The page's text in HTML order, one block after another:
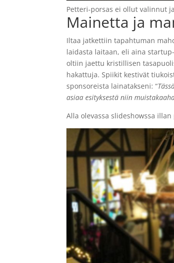
Petteri-porsas ei ollut valinnut
Mainetta ja
Iltaa jatkettiin tapahtuman
laidasta laitaan, eli aina
oltiin jaettu kristillisen
hakattuja. Spiikit kestivät
sponsoreista lainatakseni: “
asiaa esityksestä niin
Alla olevassa slideshowssa